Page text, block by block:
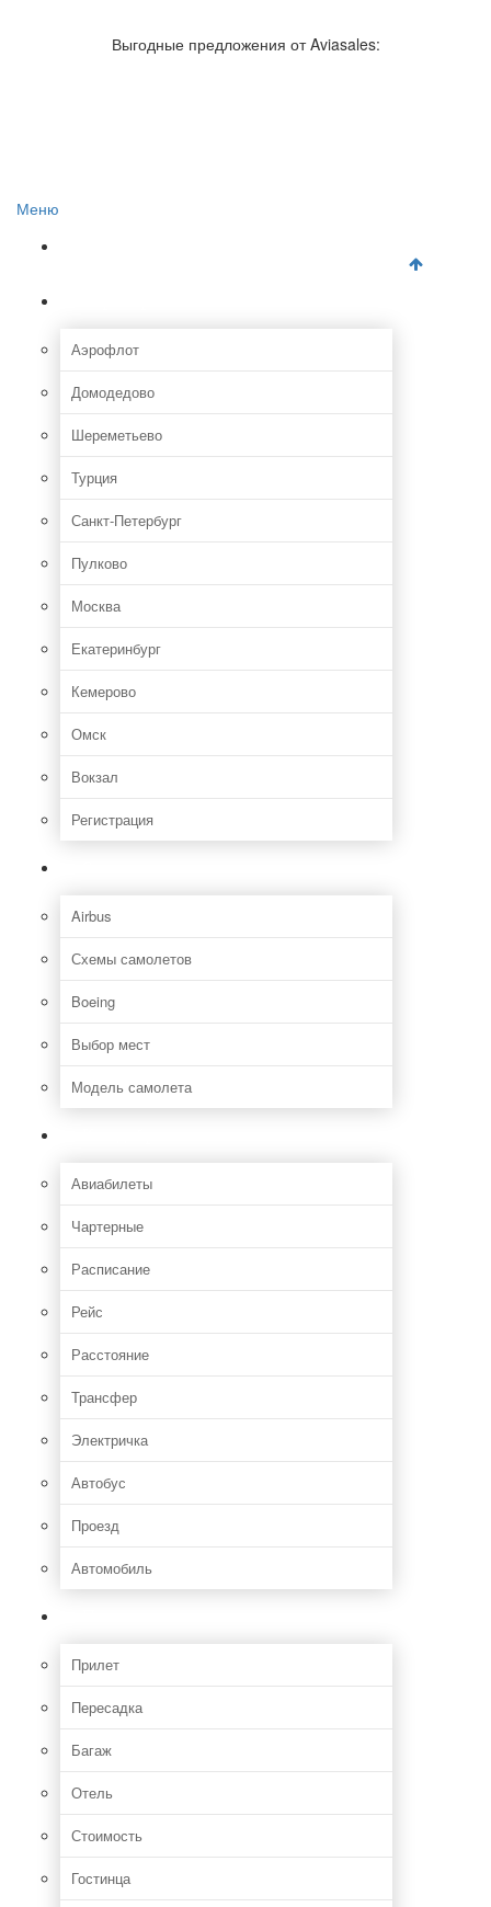
Отзывы об авиакомпаниях
Отзывы об аэропортах
Выгодные предложения от Aviasales:
Меню
Аэрофлот
Домодедово
Шереметьево
Турция
Санкт-Петербург
Пулково
Москва
Екатеринбург
Кемерово
Омск
Вокзал
Регистрация
Airbus
Схемы самолетов
Boeing
Выбор мест
Модель самолета
Авиабилеты
Чартерные
Расписание
Рейс
Расстояние
Трансфер
Электричка
Автобус
Проезд
Автомобиль
Прилет
Пересадка
Багаж
Отель
Стоимость
Гостинца